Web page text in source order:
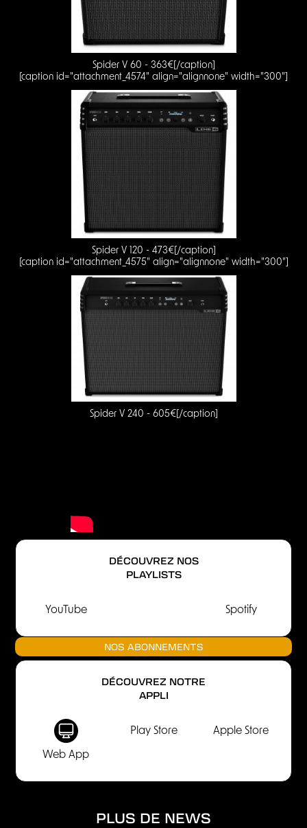
Spider V 60 - 363€[/caption]
[caption id="attachment_4574" align="alignnone" width="300"]
Spider V 120 - 473€[/caption]
[caption id="attachment_4575" align="alignnone" width="300"]
Spider V 240 - 605€[/caption]
DÉCOUVREZ NOS
PLAYLISTS
YouTube Spotify
NOS ABONNEMENTS
DÉCOUVREZ NOTRE
APPLI
Web App
Play Store Apple Store
PLUS DE NEWS